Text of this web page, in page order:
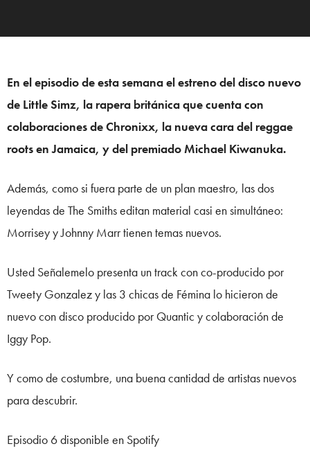
En el episodio de esta semana el estreno del disco nuevo
de Little Simz, la rapera británica que cuenta con
colaboraciones de Chronixx, la nueva cara del reggae
roots en Jamaica, y del premiado Michael Kiwanuka.
Además, como si fuera parte de un plan maestro, las dos
leyendas de The Smiths editan material casi en simultáneo:
Morrisey y Johnny Marr tienen temas nuevos.
Usted Señalemelo presenta un track con co-producido por
Tweety Gonzalez y las 3 chicas de Fémina lo hicieron de
nuevo con disco producido por Quantic y colaboración de
Iggy Pop.
Y como de costumbre, una buena cantidad de artistas nuevos
para descubrir.
Episodio 6 disponible en Spotify